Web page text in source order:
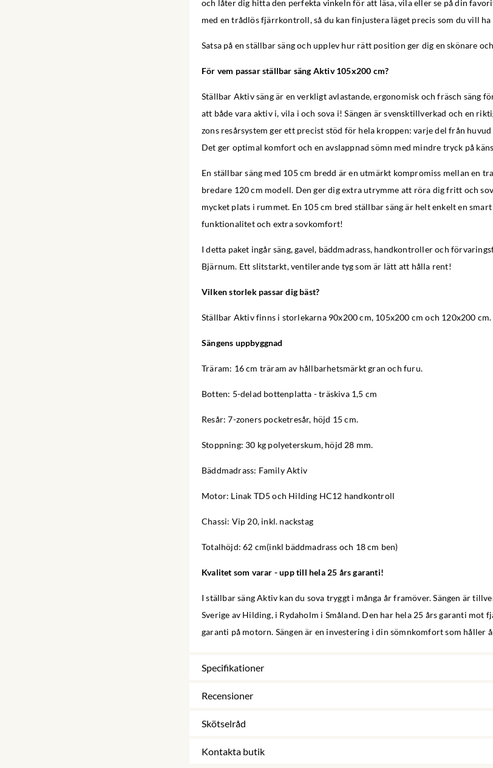
och låter dig hitta den perfekta vinkeln för att läsa, vila eller se på din
med en trådlös fjärrkontroll, så du kan finjustera läget precis som du vill ha
Satsa på en ställbar säng och upplev hur rätt position ger dig en skönare
För vem passar ställbar säng Aktiv 105x200 cm?
Ställbar Aktiv säng är en verkligt avlastande, ergonomisk och fräsch säng
att både vara aktiv i, vila i och sova i! Sängen är svensktillverkad och en
zons resårsystem ger ett precist stöd för hela kroppen: varje del från
Det ger optimal komfort och en avslappnad sömn med mindre tryck på
En ställbar säng med 105 cm bredd är en utmärkt kompromiss mellan en
bredare 120 cm modell. Den ger dig extra utrymme att röra dig fritt och
mycket plats i rummet. En 105 cm bred ställbar säng är helt enkelt en
funktionalitet och extra sovkomfort!
I detta paket ingår säng, gavel, bäddmadrass, handkontroller och
Bjärnum. Ett slitstarkt, ventilerande tyg som är lätt att hålla rent!
Vilken storlek passar dig bäst?
Ställbar Aktiv finns i storlekarna 90x200 cm, 105x200 cm och 120x200 cm.
Sängens uppbyggnad
Träram: 16 cm träram av hållbarhetsmärkt gran och furu.
Botten: 5-delad bottenplatta - träskiva 1,5 cm
Resår: 7-zoners pocketresår, höjd 15 cm.
Stoppning: 30 kg polyeterskum, höjd 28 mm.
Bäddmadrass: Family Aktiv
Motor: Linak TD5 och Hilding HC12 handkontroll
Chassi: Vip 20, inkl. nackstag
Totalhöjd: 62 cm(inkl bäddmadrass och 18 cm ben)
Kvalitet som varar - upp till hela 25 års garanti!
I ställbar säng Aktiv kan du sova tryggt i många år framöver. Sängen är
Sverige av Hilding, i Rydaholm i Småland. Den har hela 25 års garanti mot
garanti på motorn. Sängen är en investering i din sömnkomfort som håller
Specifikationer
Recensioner
Skötselråd
Kontakta butik